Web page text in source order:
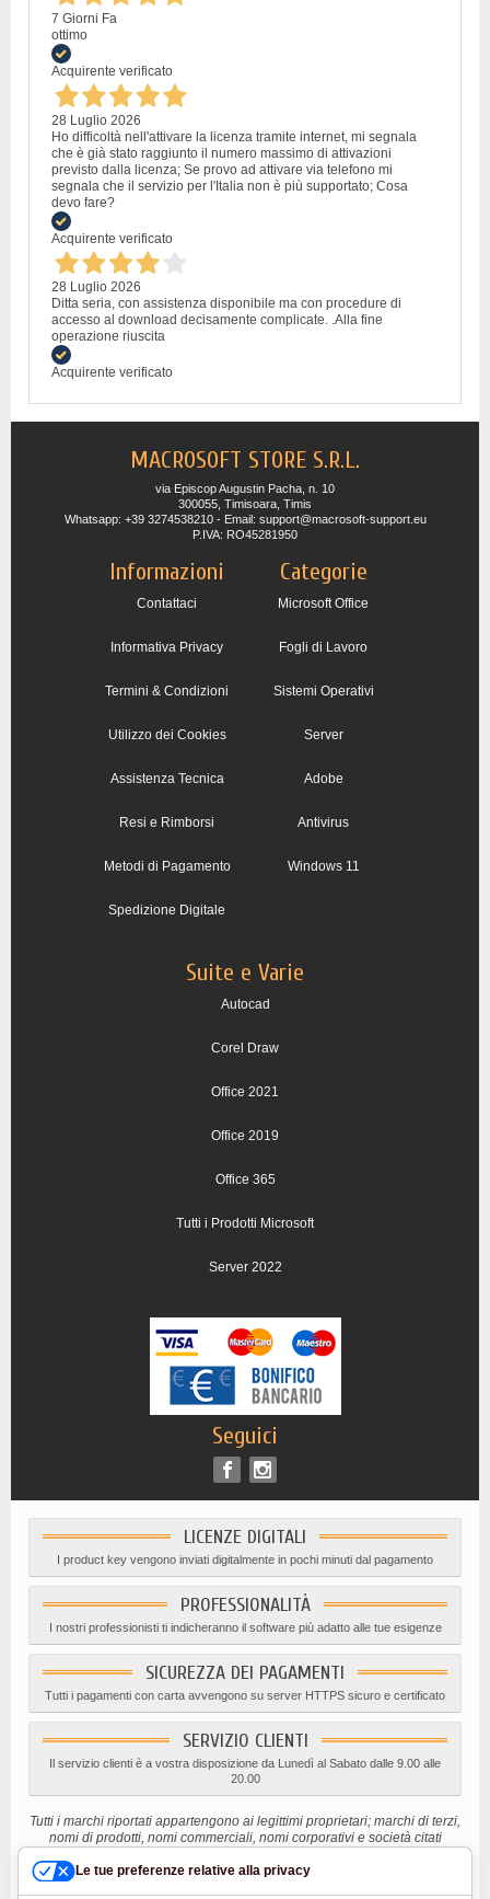
7 Giorni Fa
ottimo
Acquirente verificato
28 Luglio 2026
Ho difficoltà nell'attivare la licenza tramite internet, mi segnala
che è già stato raggiunto il numero massimo di attivazioni
previsto dalla licenza; Se provo ad attivare via telefono mi
segnala che il servizio per l'Italia non è più supportato; Cosa
devo fare?
Acquirente verificato
28 Luglio 2026
Ditta seria, con assistenza disponibile ma con procedure di
accesso al download decisamente complicate. .Alla fine
operazione riuscita
Acquirente verificato
MACROSOFT STORE S.R.L.
via Episcop Augustin Pacha, n. 10
300055, Timisoara, Timis
Whatsapp: +39 3274538210 - Email: support@macrosoft-support.eu
P.IVA: RO45281950
Informazioni
Contattaci
Informativa Privacy
Termini & Condizioni
Utilizzo dei Cookies
Assistenza Tecnica
Resi e Rimborsi
Metodi di Pagamento
Spedizione Digitale
Categorie
Microsoft Office
Fogli di Lavoro
Sistemi Operativi
Server
Adobe
Antivirus
Windows 11
Suite e Varie
Autocad
Corel Draw
Office 2021
Office 2019
Office 365
Tutti i Prodotti Microsoft
Server 2022
Seguici
LICENZE DIGITALI
I product key vengono inviati digitalmente in pochi minuti dal pagamento
PROFESSIONALITÀ
I nostri professionisti ti indicheranno il software più adatto alle tue esigenze
SICUREZZA DEI PAGAMENTI
Tutti i pagamenti con carta avvengono su server HTTPS sicuro e certificato
SERVIZIO CLIENTI
Il servizio clienti è a vostra disposizione da Lunedì al Sabato dalle 9.00 alle
20.00
Tutti i marchi riportati appartengono ai legittimi proprietari; marchi di terzi,
nomi di prodotti, nomi commerciali, nomi corporativi e società citati
d’altre società e sono stati utilizzati a puro scopo esplicativo ed a
beneficio del possessore, senza alcun fine di violazione dei diritti di
Le tue preferenze relative alla privacy